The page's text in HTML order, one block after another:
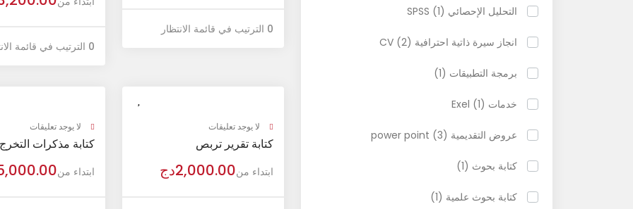
التحليل الإحصائي SPSS (1)
انجاز سيرة ذاتية احترافية CV (2)
برمجة التطبيقات (1)
خدمات Exel (1)
عروض التقديمية power point (3)
كتابة بحوث (1)
كتابة بحوث علمية (1)
0 الترتيب في قائمة الانتظار
0 الترتيب في قائمة الانتظار
لا يوجد تعليقات
كتابة تقرير تربص
ابتداء من2,000.00دج
لا يوجد تعليقات
كتابة مذكرات
ابتداء من